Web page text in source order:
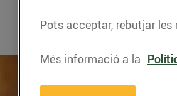
Pots acceptar, rebutjar
Més informació a la